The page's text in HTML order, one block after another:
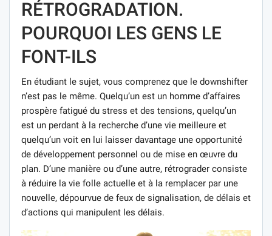
RÉTROGRADATION.
POURQUOI LES GENS LE
FONT-ILS
En étudiant le sujet, vous comprenez que le downshifter
n’est pas le même. Quelqu’un est un homme d’affaires
prospère fatigué du stress et des tensions, quelqu’un
est un perdant à la recherche d’une vie meilleure et
quelqu’un voit en lui laisser davantage une opportunité
de développement personnel ou de mise en œuvre du
plan. D’une manière ou d’une autre, rétrograder consiste
à réduire la vie folle actuelle et à la remplacer par une
nouvelle, dépourvue de feux de signalisation, de délais et
d’actions qui manipulent les délais.